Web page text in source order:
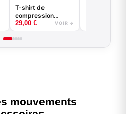
T-shirt de
compression
basketball - Good
Blanc
29,00 € VOIR →
Sous-short
compression
25,00
mouvements